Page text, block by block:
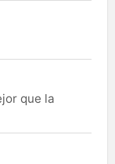
que la